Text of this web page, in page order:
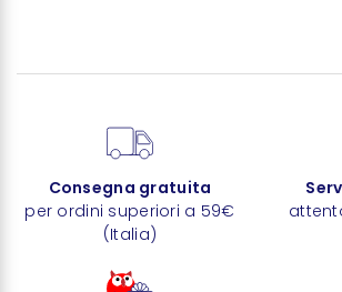
Consegna gratuita
per ordini superiori a 59€
(Italia)